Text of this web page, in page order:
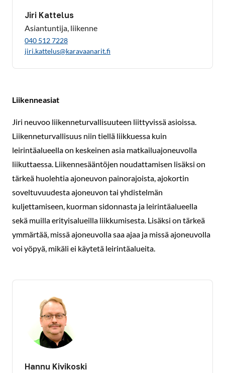
Jiri Kattelus
Asiantuntija, liikenne
040 512 7228
jiri.kattelus@karavaanarit.fi
Liikenneasiat
Jiri neuvoo liikenneturvallisuuteen liittyvissä asioissa.
Liikenneturvallisuus niin tiellä liikkuessa kuin
leirintäalueella on keskeinen asia matkailuajoneuvolla
liikuttaessa. Liikennesääntöjen noudattamisen lisäksi on
tärkeä huolehtia ajoneuvon painorajoista, ajokortin
soveltuvuudesta ajoneuvon tai yhdistelmän
kuljettamiseen, kuorman sidonnasta ja leirintäalueella
sekä muilla erityisalueilla liikkumisesta. Lisäksi on tärkeä
ymmärtää, missä ajoneuvolla saa ajaa ja missä ajoneuvolla
voi yöpyä, mikäli ei käytetä leirintäalueita.
Hannu Kivikoski